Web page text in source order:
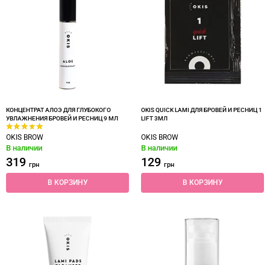
КОНЦЕНТРАТ АЛОЭ ДЛЯ ГЛУБОКОГО
УВЛАЖНЕНИЯ БРОВЕЙ И РЕСНИЦ 9 МЛ
OKIS BROW
В наличии
319 грн
В КОРЗИНУ
OKIS QUICK LAMI ДЛЯ БРОВЕЙ И РЕСНИЦ 1
LIFT 3МЛ
OKIS BROW
В наличии
129 грн
В КОРЗИНУ